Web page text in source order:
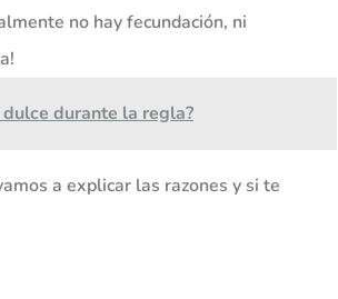
no hay fecundación, ni
durante la regla?
a explicar las razones y si te